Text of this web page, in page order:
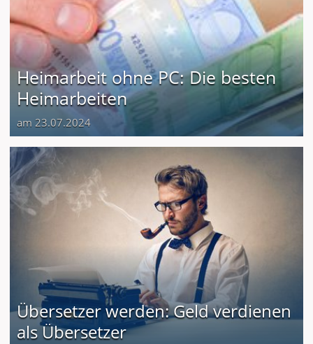
Heimarbeit ohne PC: Die besten
Heimarbeiten
am 23.07.2024
Übersetzer werden: Geld verdienen
als Übersetzer